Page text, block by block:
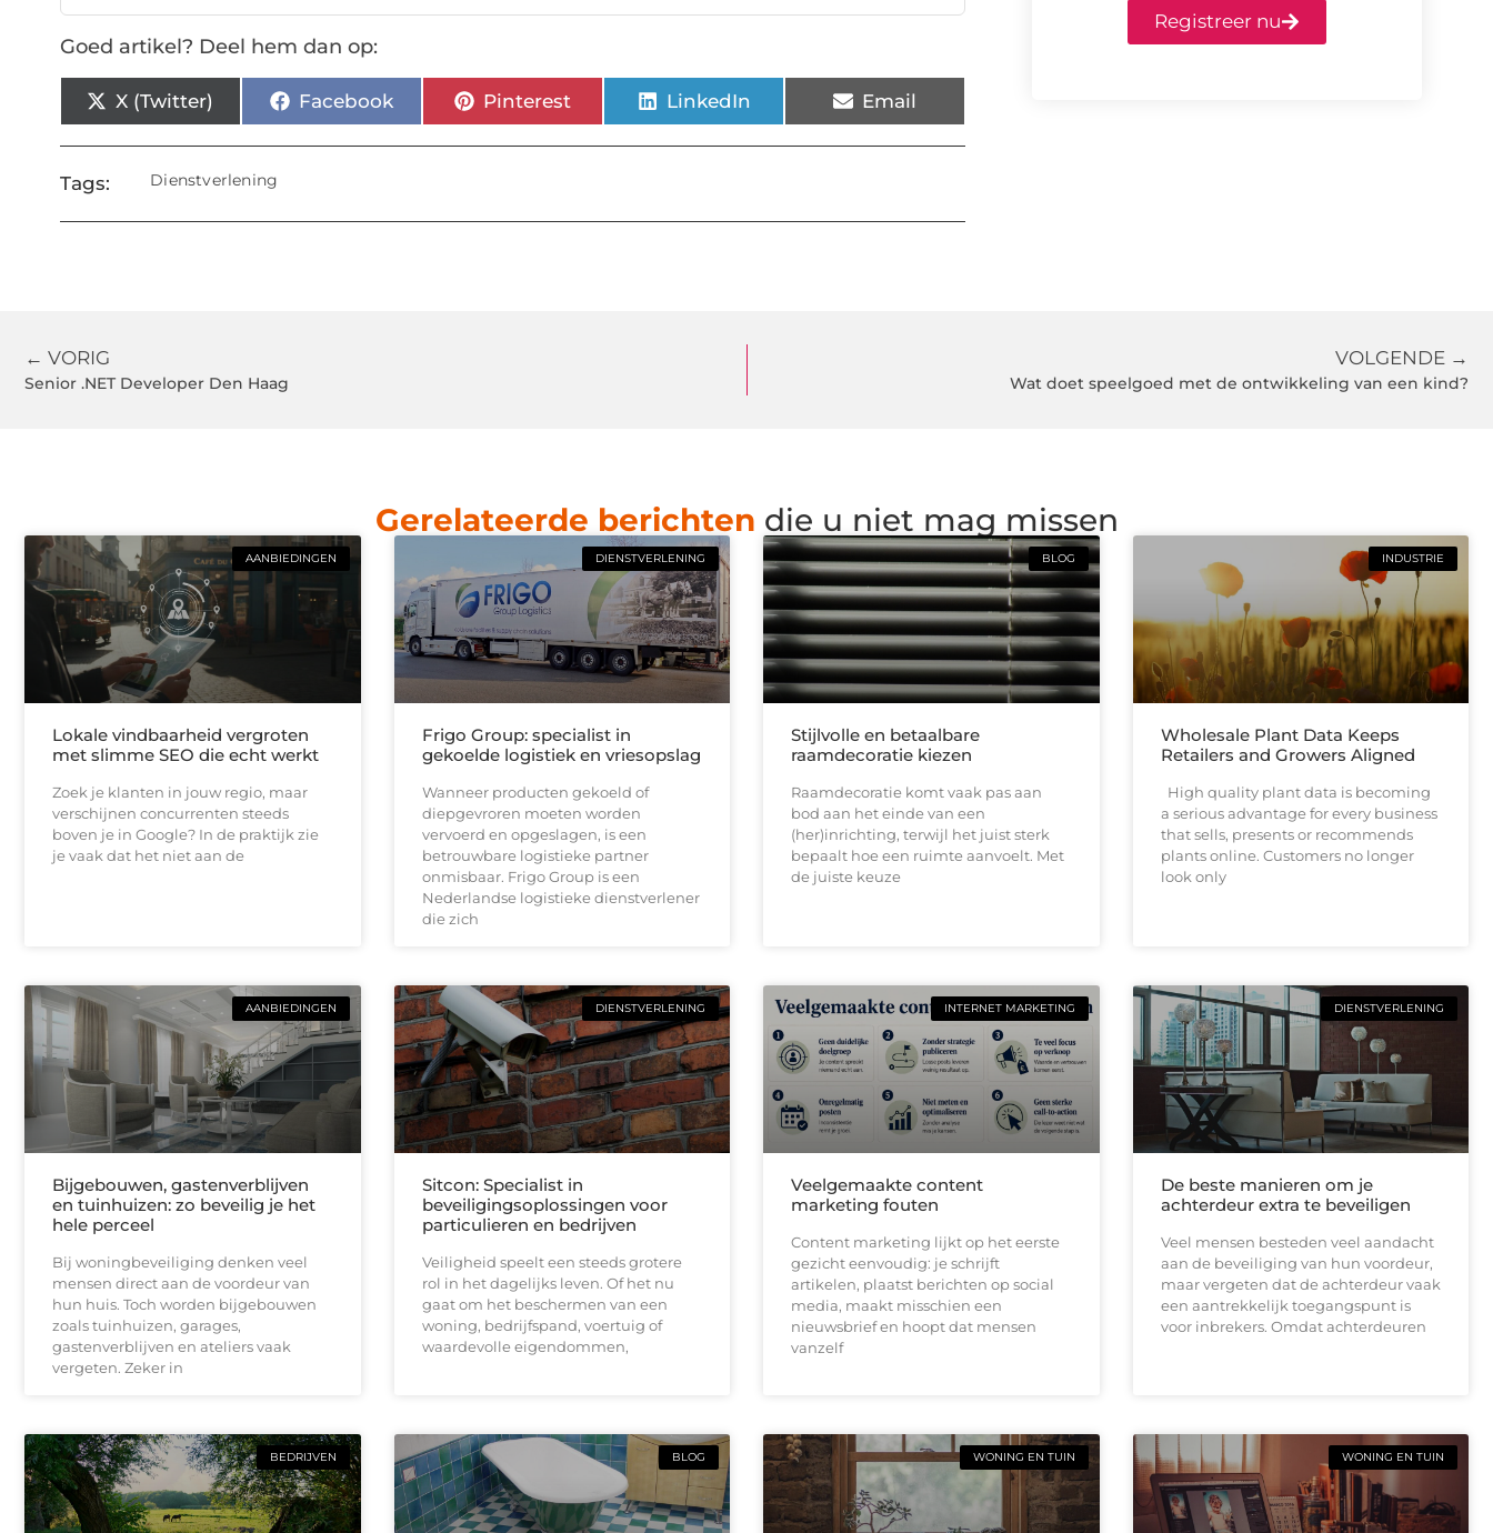
Goed artikel? Deel hem dan op:
X (Twitter) Facebook Pinterest LinkedIn Email
Tags: Dienstverlening
Registreer nu
← VORIG
Senior .NET Developer Den Haag
VOLGENDE →
Wat doet speelgoed met de ontwikkeling van een kind?
Gerelateerde berichten die u niet mag missen
AANBIEDINGEN
Lokale vindbaarheid vergroten
met slimme SEO die echt werkt
Zoek je klanten in jouw regio, maar
verschijnen concurrenten steeds
boven je in Google? In de praktijk zie
je vaak dat het niet aan de
DIENSTVERLENING
Frigo Group: specialist in
gekoelde logistiek en vriesopslag
Wanneer producten gekoeld of
diepgevroren moeten worden
vervoerd en opgeslagen, is een
betrouwbare logistieke partner
onmisbaar. Frigo Group is een
Nederlandse logistieke dienstverlener
die zich
BLOG
Stijlvolle en betaalbare
raamdecoratie kiezen
Raamdecoratie komt vaak pas aan
bod aan het einde van een
(her)inrichting, terwijl het juist sterk
bepaalt hoe een ruimte aanvoelt. Met
de juiste keuze
INDUSTRIE
Wholesale Plant Data Keeps
Retailers and Growers Aligned
High quality plant data is becoming
a serious advantage for every business
that sells, presents or recommends
plants online. Customers no longer
look only
AANBIEDINGEN
Bijgebouwen, gastenverblijven
en tuinhuizen: zo beveilig je het
hele perceel
Bij woningbeveiliging denken veel
mensen direct aan de voordeur van
hun huis. Toch worden bijgebouwen
zoals tuinhuizen, garages,
gastenverblijven en ateliers vaak
vergeten. Zeker in
DIENSTVERLENING
Sitcon: Specialist in
beveiligingsoplossingen voor
particulieren en bedrijven
Veiligheid speelt een steeds grotere
rol in het dagelijks leven. Of het nu
gaat om het beschermen van een
woning, bedrijfspand, voertuig of
waardevolle eigendommen,
INTERNET MARKETING
Veelgemaakte content
marketing fouten
Content marketing lijkt op het eerste
gezicht eenvoudig: je schrijft
artikelen, plaatst berichten op social
media, maakt misschien een
nieuwsbrief en hoopt dat mensen
vanzelf
DIENSTVERLENING
De beste manieren om je
achterdeur extra te beveiligen
Veel mensen besteden veel aandacht
aan de beveiliging van hun voordeur,
maar vergeten dat de achterdeur vaak
een aantrekkelijk toegangspunt is
voor inbrekers. Omdat achterdeuren
BEDRIJVEN BLOG WONING EN TUIN WONING EN TUIN